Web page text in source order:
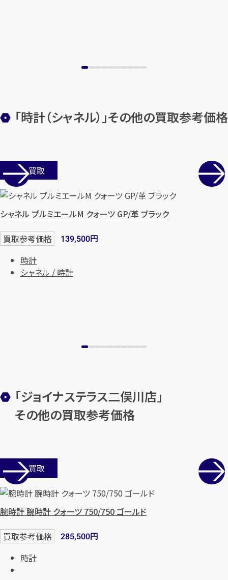
します
メールで無料相談する
「時計（シャネル）」その他の買取参考価格
店舗買取
シャネル プルミエールM クォーツ GP/革 ブラック
買取参考価格 139,500円
時計
シャネル / 時計
「ジョイナステラス二俣川店」
その他の買取参考価格
店舗買取
腕時計 腕時計 クォーツ 750/750 ゴールド
買取参考価格 285,500円
時計